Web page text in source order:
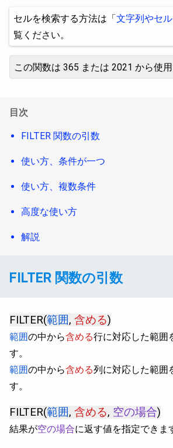
セルを検索する方法は「文字列やセ
覧ください。
この関数は 365 または 2021 から使用
目次
FILTER 関数の引数
使い方、条件が一つ
使い方、複数条件
高度な使い方
解説
FILTER 関数の引数
FILTER(範囲, 含める)
範囲の中から含める行に対応した範囲
す。
範囲の中から含める列に対応した範囲
す。
FILTER(範囲, 含める, 空の場合)
結果が空の場合に返す値を指定できま